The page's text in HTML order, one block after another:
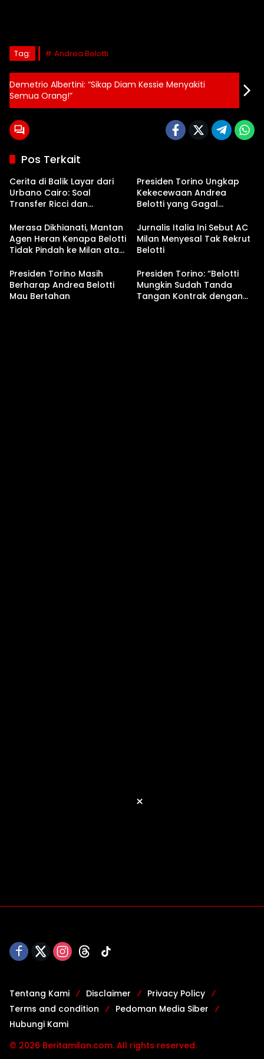
Tag: Andrea Belotti
Demetrio Albertini: “Sikap Diam Kessie Menyakiti
Semua Orang!”
Pos Terkait
Cerita di Balik Layar dari
Urbano Cairo: Soal
Transfer Ricci dan
untuk Belotti
Presiden Torino Ungkap
Kekecewaan Andrea
Belotti yang Gagal
Merasa Dikhianati, Mantan
Agen Heran Kenapa Belotti
Tidak Pindah ke Milan atau
Jurnalis Italia Ini Sebut AC
Milan Menyesal Tak Rekrut
Belotti
Presiden Torino Masih
Berharap Andrea Belotti
Mau Bertahan
Presiden Torino: “Belotti
Mungkin Sudah Tanda
Tangan Kontrak dengan
Tentang Kami Disclaimer
Privacy Policy
Terms and condition
Pedoman Media Siber
Hubungi Kami
© 2026 Beritamilan.com. All rights reserved.
×